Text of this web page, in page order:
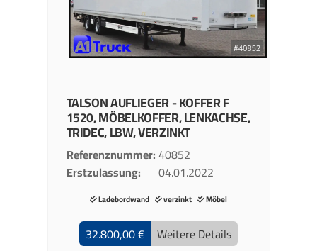
TALSONAUFLIEGER - KOFFERF
1520, MÖBELKOFFER, LENKACHSE,
TRIDEC, LBW, VERZINKT
Referenznummer 40852
Erstzulassung
04.01.2022
Ladebordwand verzinkt Möbel
32.800,00 € Weitere Details